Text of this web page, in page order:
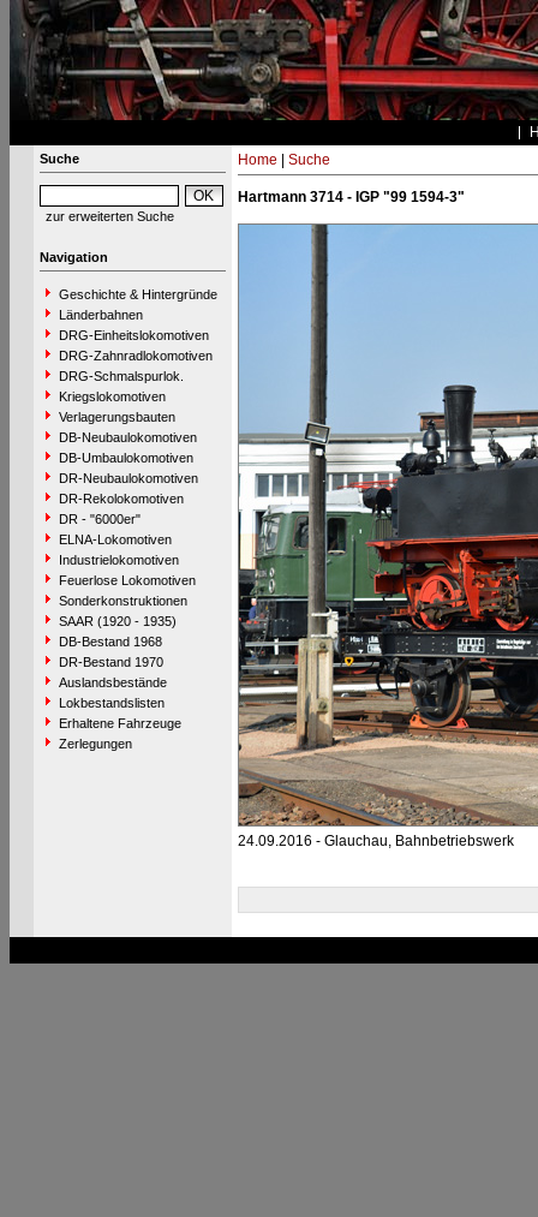
Suche
zur erweiterten Suche
Navigation
Geschichte & Hintergründe
Länderbahnen
DRG-Einheitslokomotiven
DRG-Zahnradlokomotiven
DRG-Schmalspurlok.
Kriegslokomotiven
Verlagerungsbauten
DB-Neubaulokomotiven
DB-Umbaulokomotiven
DR-Neubaulokomotiven
DR-Rekolokomotiven
DR - "6000er"
ELNA-Lokomotiven
Industrielokomotiven
Feuerlose Lokomotiven
Sonderkonstruktionen
SAAR (1920 - 1935)
DB-Bestand 1968
DR-Bestand 1970
Auslandsbestände
Lokbestandslisten
Erhaltene Fahrzeuge
Zerlegungen
Home Suche
Hartmann 3714 - IGP "99 1594-3"
24.09.2016 - Glauchau, Bahnbetriebswerk